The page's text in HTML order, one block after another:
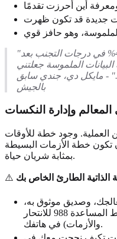
"أظهر إعادة اختباري انخفاضًا بنسبة 40% في درجات التجنب بعد
الملموسة جعلتني
- مايكل دي، جندي سابق
بالجيش
وإدارة النكسات
العملية. وجود خطة للأوقات
تكون خطة الأزمات البسيطة
بمثابة شريان حياة.
⚠️ الذاتية الطارئ الخاص بك
وصديق موثوق به،
وخط ساخن للأزمات (مثل خط المساعدة 988 للانتحار
والأزمات) في هاتفك.